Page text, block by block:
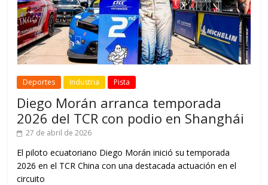
Deportes Industria Pista
Diego Morán arranca temporada
2026 del TCR con podio en Shanghái
27 de abril de 2026
El piloto ecuatoriano Diego Morán inició su temporada
2026 en el TCR China con una destacada actuación en el
circuito